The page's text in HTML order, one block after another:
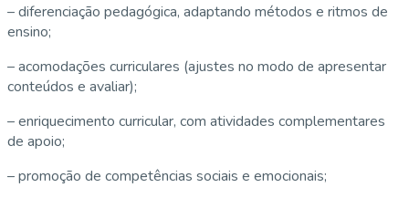
– diferenciação pedagógica, adaptando métodos e ritmos de
ensino;
– acomodações curriculares (ajustes no modo de apresentar
conteúdos e avaliar);
– enriquecimento curricular, com atividades complementares
de apoio;
– promoção de competências sociais e emocionais;